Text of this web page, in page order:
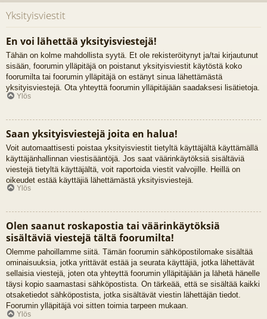
Yksityisviestit
En voi lähettää yksityisviestejä!
Tähän on kolme mahdollista syytä. Et ole rekisteröitynyt ja/tai kirjautunut
sisään, foorumin ylläpitäjä on poistanut yksityisviestit käytöstä koko
foorumilta tai foorumin ylläpitäjä on estänyt sinua lähettämästä
yksityisviestejä. Ota yhteyttä foorumin ylläpitäjään saadaksesi lisätietoja.
Ylös
Saan yksityisviestejä joita en halua!
Voit automaattisesti poistaa yksityisviestit tietyltä käyttäjältä käyttämällä
käyttäjänhallinnan viestisääntöjä. Jos saat väärinkäytöksiä sisältäviä
viestejä tietyltä käyttäjältä, voit raportoida viestit valvojille. Heillä on
oikeudet estää käyttäjiä lähettämästä yksityisviestejä.
Ylös
Olen saanut roskapostia tai väärinkäytöksiä
sisältäviä viestejä tältä foorumilta!
Olemme pahoillamme siitä. Tämän foorumin sähköpostilomake sisältää
ominaisuuksia, jotka yrittävät estää ja seurata käyttäjiä, jotka lähettävät
sellaisia viestejä, joten ota yhteyttä foorumin ylläpitäjään ja lähetä hänelle
täysi kopio saamastasi sähköpostista. On tärkeää, että se sisältää kaikki
otsaketiedot sähköpostista, jotka sisältävät viestin lähettäjän tiedot.
Foorumin ylläpitäjä voi sitten toimia tarpeen mukaan.
Ylös